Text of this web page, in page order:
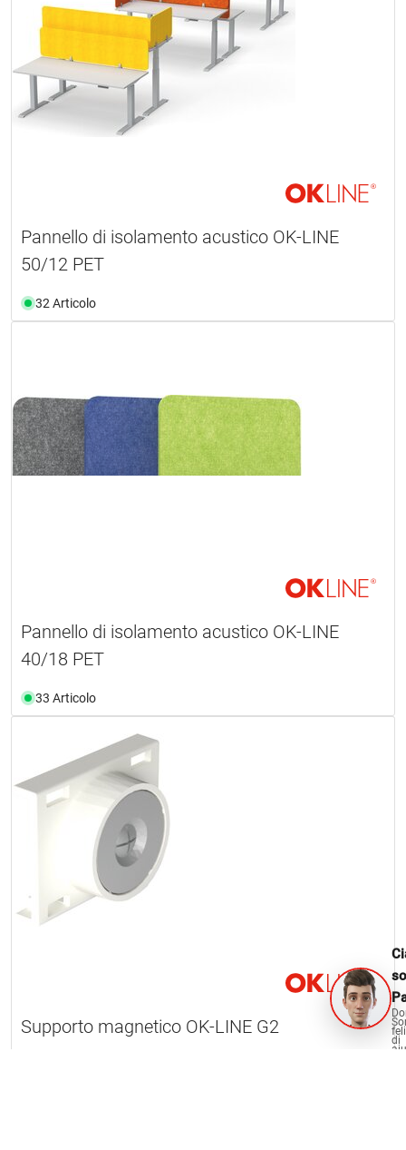
Pannello di isolamento acustico OK-LINE
50/12 PET
32 Articolo
Pannello di isolamento acustico OK-LINE
40/18 PET
33 Articolo
Supporto magnetico OK-LINE G2
di